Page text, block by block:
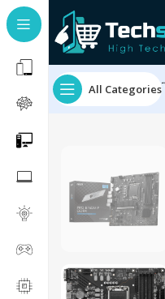
All Categories